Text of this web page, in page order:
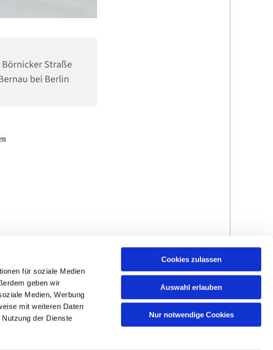
für soziale Medien
geben wir
Medien, Werbung
mit weiteren Daten
der Dienste
Cookies zulassen
Auswahl erlauben
Nur notwendige Cookies
Börnicker Straße
bei Berlin
vor
Hinweisgebersystem
Impressum und